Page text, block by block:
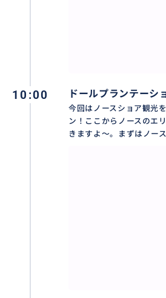
10:00 ドールプランテーシ
今回はノースショア観光
ン！ここからノースのエ
きますよ〜。まずはノー